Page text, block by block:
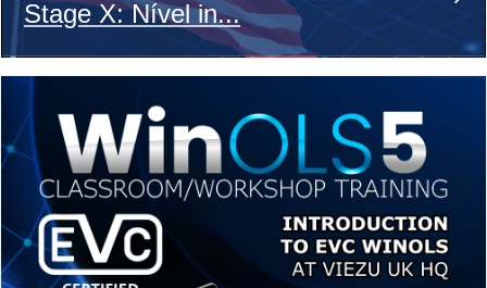
Stage X: Nível in...